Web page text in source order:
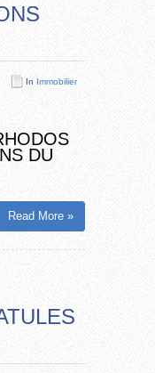
In Immobilier
DU
Read More »